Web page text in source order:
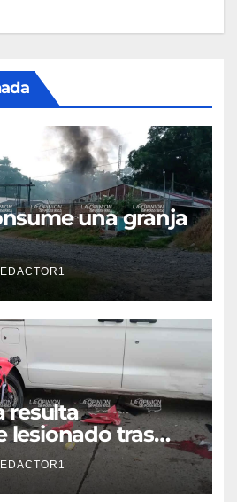
una granja
resulta
lesionado tras
colonia Ricardo